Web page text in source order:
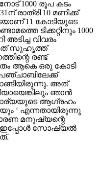
അത്
ഞാന്‍
ആഗ്രഹം
‘ എന്നതായിരുന്നു
മനുഷ്യന്റെ
ഇപ്പോള്‍ സോഷ്യല്‍